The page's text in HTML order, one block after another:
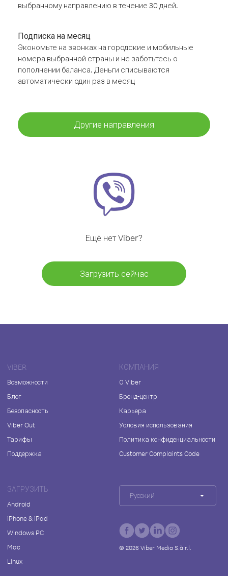
выбранному направлению в течение 30 дней.
Подписка на месяц
Экономьте на звонках на городские и мобильные
номера выбранной страны и не заботьтесь о
пополнении баланса. Деньги списываются
автоматически один раз в месяц
Другие направления
Ещё нет Viber?
Загрузить сейчас
VIBER
Возможности
Блог
Безопасность
Viber Out
Тарифы
Поддержка
КОМПАНИЯ
О Viber
Бренд-центр
Карьера
Условия использования
Политика конфиденциальности
Customer Complaints Code
ЗАГРУЗИТЬ
Android
iPhone & iPad
Windows PC
Mac
Linux
Русский
© 2026Viber Media S.à r.l.